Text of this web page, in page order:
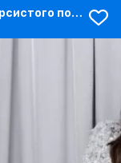
Короткий топ с пайетками из ворсистого полотна